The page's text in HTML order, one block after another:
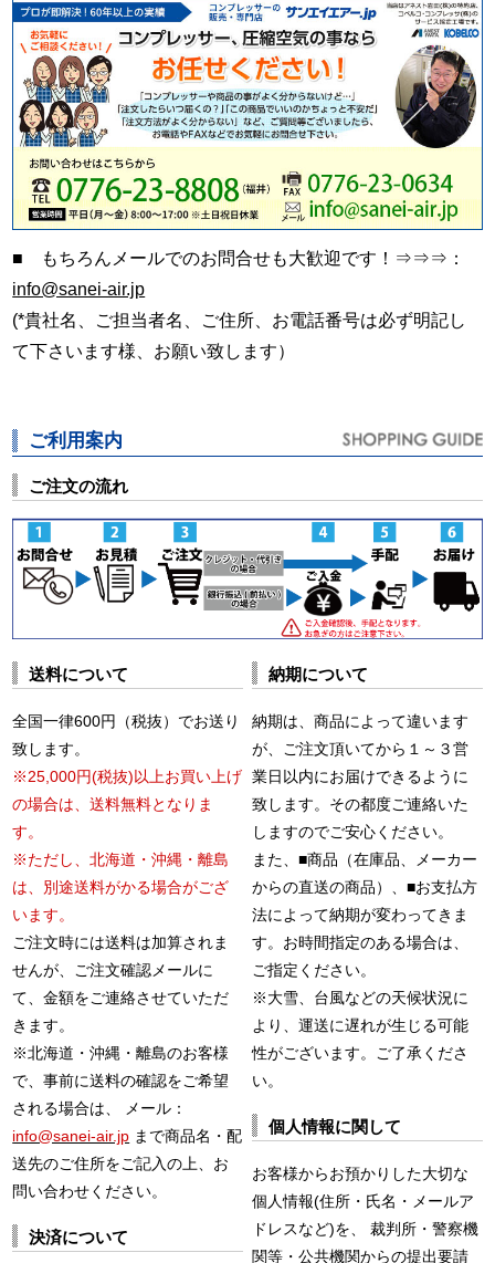
■ もちろんメールでのお問合せも大歓迎です！⇒⇒⇒：
info@sanei-air.jp
(*貴社名、ご担当者名、ご住所、お電話番号は必ず明記し
て下さいます様、お願い致します）
ご利用案内
ご注文の流れ
送料について
全国一律600円（税抜）でお送り
致します。
※25,000円(税抜)以上お買い上げ
の場合は、送料無料となりま
す。
※ただし、北海道・沖縄・離島
は、別途送料がかる場合がござ
います。
ご注文時には送料は加算されま
せんが、ご注文確認メールに
て、金額をご連絡させていただ
きます。
※北海道・沖縄・離島のお客様
で、事前に送料の確認をご希望
される場合は、 メール：
info@sanei-air.jp まで商品名・配
送先のご住所をご記入の上、お
問い合わせください。
決済について
納期について
納期は、商品によって違います
が、ご注文頂いてから１～３営
業日以内にお届けできるように
致します。その都度ご連絡いた
しますのでご安心ください。
また、■商品（在庫品、メーカー
からの直送の商品）、■お支払方
法によって納期が変わってきま
す。お時間指定のある場合は、
ご指定ください。
※大雪、台風などの天候状況に
より、運送に遅れが生じる可能
性がございます。ご了承くださ
い。
個人情報に関して
お客様からお預かりした大切な
個人情報(住所・氏名・メールア
ドレスなど)を、 裁判所・警察機
関等・公共機関からの提出要請